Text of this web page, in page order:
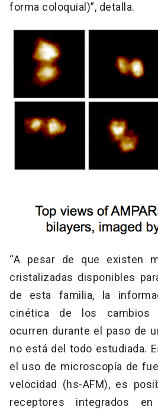
forma coloquial)”, detalla.
“A pesar de que existen
cristalizadas disponibles
de esta familia, la
cinética de los cambios
ocurren durante el paso de
no está del todo estudiada.
el uso de microscopía de
velocidad (hs-AFM), es
receptores integrados